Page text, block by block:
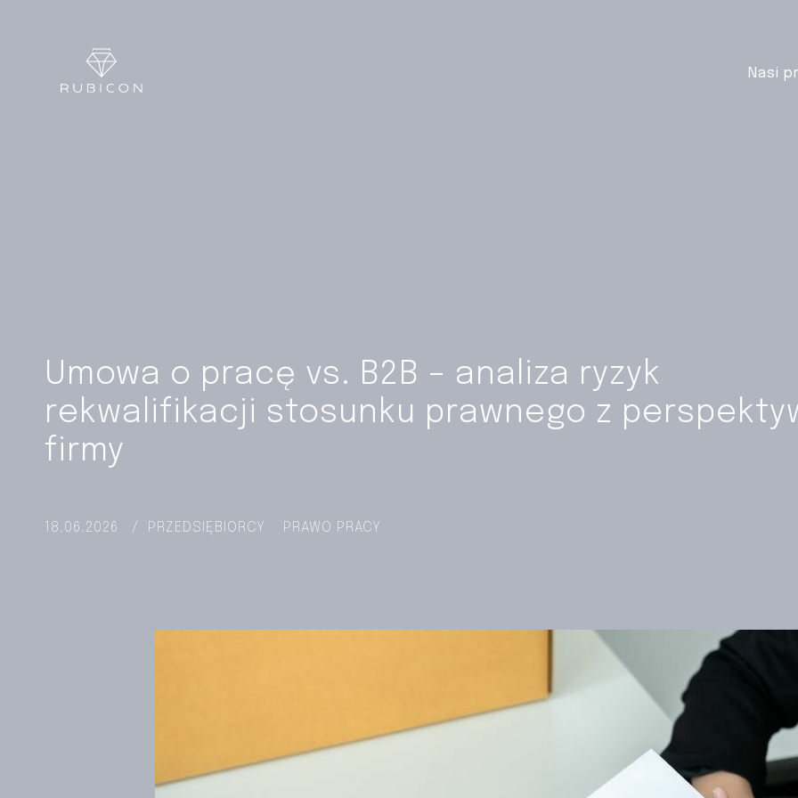
Nasi
Umowa o pracę vs. B2B – analiza ryzyk
rekwalifikacji stosunku prawnego z
firmy
18.06.2026 / PRZEDSIĘBIORCY PRAWO PRACY